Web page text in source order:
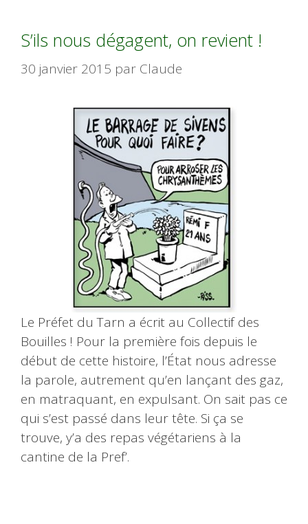
S’ils nous dégagent, on revient !
30 janvier 2015 par Claude
Le Préfet du Tarn a écrit au Collectif des
Bouilles ! Pour la première fois depuis le
début de cette histoire, l’État nous adresse
la parole, autrement qu’en lançant des gaz,
en matraquant, en expulsant. On sait pas ce
qui s’est passé dans leur tête. Si ça se
trouve, y’a des repas végétariens à la
cantine de la Pref’.